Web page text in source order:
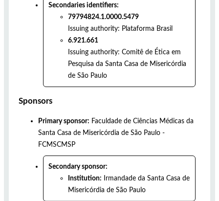
Secondaries identifiers:
79794824.1.0000.5479
Issuing authority: Plataforma Brasil
6.921.661
Issuing authority: Comitê de Ética em
Pesquisa da Santa Casa de Misericórdia
de São Paulo
Sponsors
Primary sponsor: Faculdade de Ciências Médicas da
Santa Casa de Misericórdia de São Paulo -
FCMSCMSP
Secondary sponsor:
Institution:
Irmandade da Santa Casa de
Misericórdia de São Paulo